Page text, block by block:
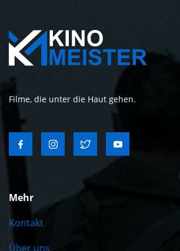
Filme, die unter die Haut gehen.
Mehr
Kontakt
Über uns